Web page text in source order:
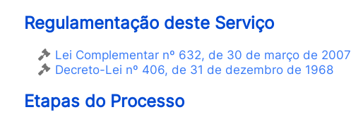
Regulamentação deste Serviço
Lei Complementar nº 632, de 30 de março de 2007
Decreto-Lei nº 406, de 31 de dezembro de 1968
Etapas do Processo